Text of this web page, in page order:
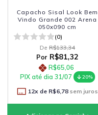
Capacho Sisal Look Bem
Vindo Grande 002 Arena
050x090 cm
(0)
De R$133,34
Por R$81,32
R$65,06
PIX até dia 31/07
20%
12x de R$6,78sem juros